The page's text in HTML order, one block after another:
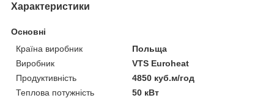
Характеристики
Основні
Країна виробник
Польща
Виробник
VTS Euroheat
Продуктивність
4850 куб.м/год
Теплова потужність
50 кВт